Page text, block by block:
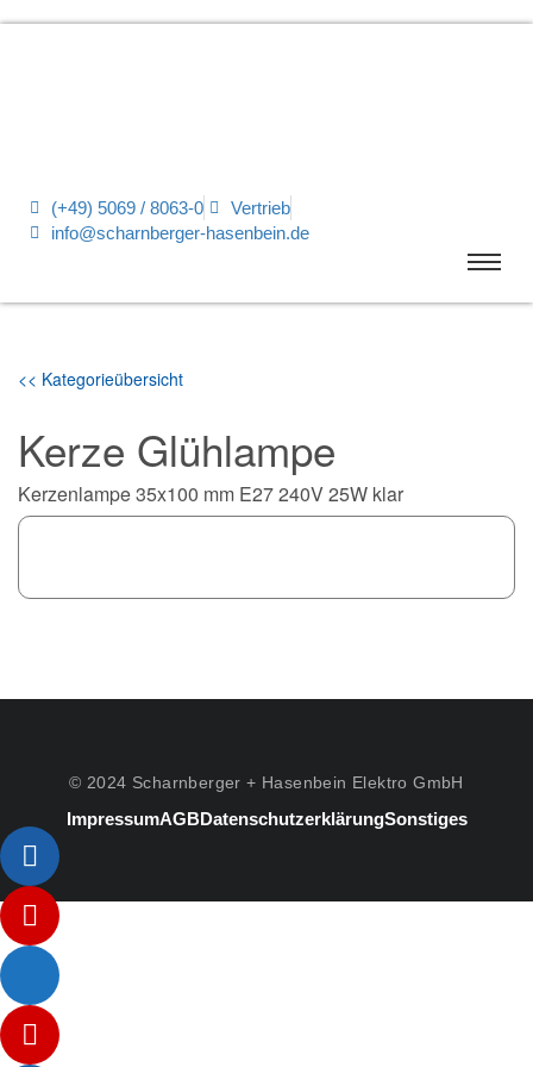
(+49) 5069 / 8063-0
Vertrieb
info@scharnberger-hasenbein.de
<< Kategorieübersicht
Kerze Glühlampe
Kerzenlampe 35x100 mm E27 240V 25W klar
© 2024 Scharnberger + Hasenbein Elektro GmbH
ImpressumAGBDatenschutzerklärungSonstiges
Listenelement #1
Listenelement